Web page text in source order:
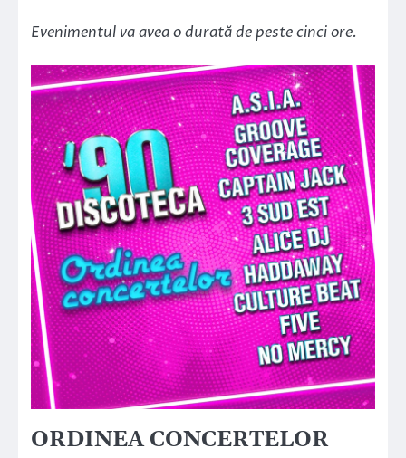
Evenimentul va avea o durată de peste cinci ore.
ORDINEA CONCERTELOR